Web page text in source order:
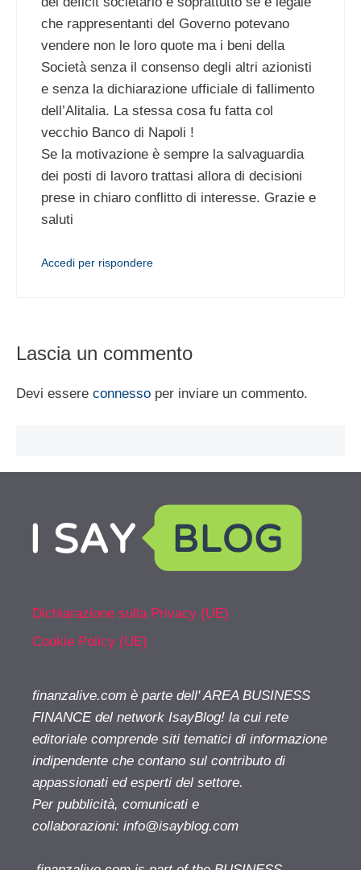
che rappresentanti del Governo potevano
vendere non le loro quote ma i beni della
Società senza il consenso degli altri azionisti
e senza la dichiarazione ufficiale di fallimento
dell’Alitalia. La stessa cosa fu fatta col
vecchio Banco di Napoli !
Se la motivazione è sempre la salvaguardia
dei posti di lavoro trattasi allora di decisioni
prese in chiaro conflitto di interesse. Grazie e
saluti
Accedi per rispondere
Lascia un commento
Devi essere connesso per inviare un commento.
Dichiarazione sulla Privacy (UE)
Cookie Policy (UE)
finanzalive.com è parte dell' AREA BUSINESS
FINANCE del network IsayBlog! la cui rete
editoriale comprende siti tematici di informazione
indipendente che contano sul contributo di
appassionati ed esperti del settore.
Per pubblicità, comunicati e
collaborazioni: info@isayblog.com